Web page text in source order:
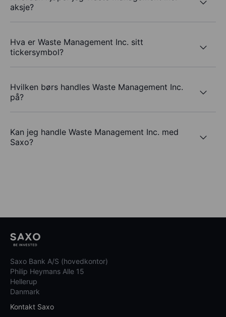
aksje?
Hva er Waste Management Inc. sitt
tickersymbol?
Hvilken børs handles Waste Management Inc.
på?
Kan jeg handle Waste Management Inc. med
Saxo?
Saxo Bank A/S (hovedkontor)
Philip Heymans Alle 15
Hellerup
Danmark
Kontakt Saxo